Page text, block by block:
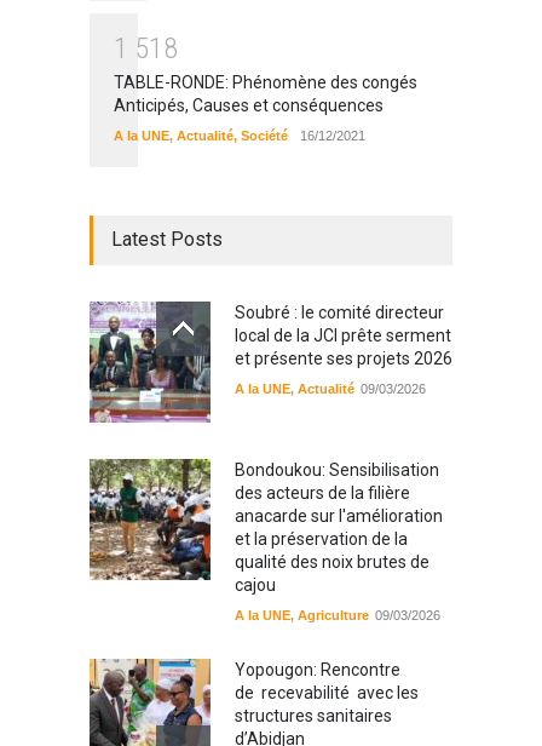
1 51 8
TABLE-RONDE: Phénomène des congés
Anticipés, Causes et conséquences
A la UNE, Actualité, Société 16/12/2021
Latest Posts
Soubré : le comité directeur
local de la JCI prête serment
et présente ses projets 2026
A la UNE, Actualité 09/03/2026
Bondoukou: Sensibilisation
des acteurs de la filière
anacarde sur l'amélioration
et la préservation de la
qualité des noix brutes de
cajou
A la UNE, Agriculture 09/03/2026
Yopougon: Rencontre
de recevabilité avec les
structures sanitaires
d’Abidjan